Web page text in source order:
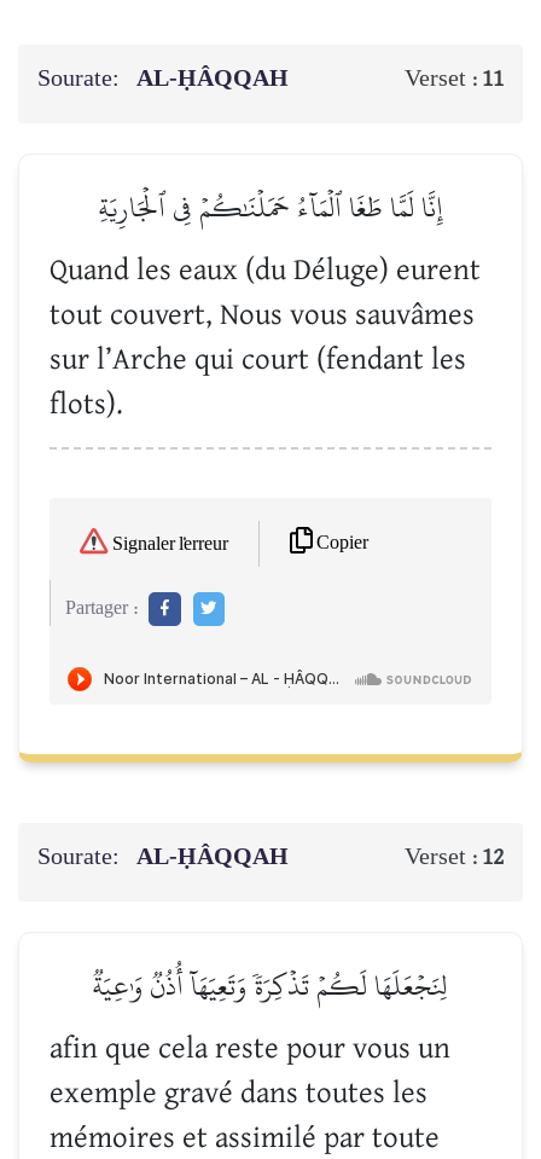
Sourate: AL-ḤÂQQAH Verset : 11
إِنَّا لَمَّا طَغَا ٱلۡمَآءُ حَمَلۡنَٰكُمۡ فِي ٱلۡجَارِيَةِ
Quand les eaux (du Déluge) eurent
tout couvert, Nous vous sauvâmes
sur l’Arche qui court (fendant les
flots).
Signaler l'erreur Copier
Partager :
Sourate: AL-ḤÂQQAH Verset : 12
لِنَجۡعَلَهَا لَكُمۡ تَذۡكِرَةٗ وَتَعِيَهَآ أُذُنٞ وَٰعِيَةٞ
afin que cela reste pour vous un
exemple gravé dans toutes les
mémoires et assimilé par toute